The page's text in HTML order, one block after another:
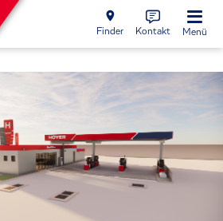
Finder Kontakt Menü